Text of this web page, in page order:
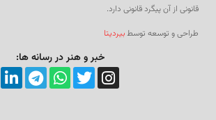
قانونی از آن پیگرد قانونی دارد.
طراحی و توسعه توسطبیردیتا
خبر و هنر در رسانه ها: